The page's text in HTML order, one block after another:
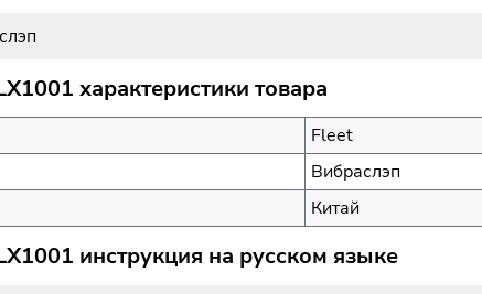
характеристики товара
Fleet
Вибраслэп
Китай
инструкция на русском языке